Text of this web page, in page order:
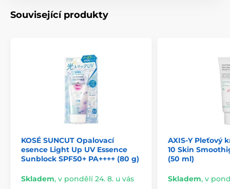
Související produkty
KOSÉ SUNCUT Opalovací
esence Light Up UV Essence
Sunblock SPF50+ PA++++ (80 g)
Skladem, v pondělí 24. 8. u vás
AXIS-Y Pleťový
10 Skin
(50 ml)
Skladem, v